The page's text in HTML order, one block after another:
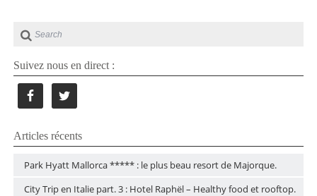
Suivez nous en direct :
Articles récents
Park Hyatt Mallorca ***** : le plus beau resort de Majorque.
City Trip en Italie part. 3 : Hotel Raphël – Healthy food et rooftop.